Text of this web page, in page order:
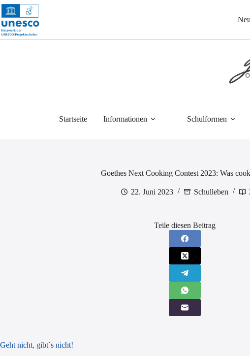
Zum
Inhalt
springen
Startseite Informationen Schulformen
Goethes Next Cooking Contest 2023: Was
22. Juni 2023 Schulleben
Teile diesen Beitrag
Geht nicht, gibt´s nicht!